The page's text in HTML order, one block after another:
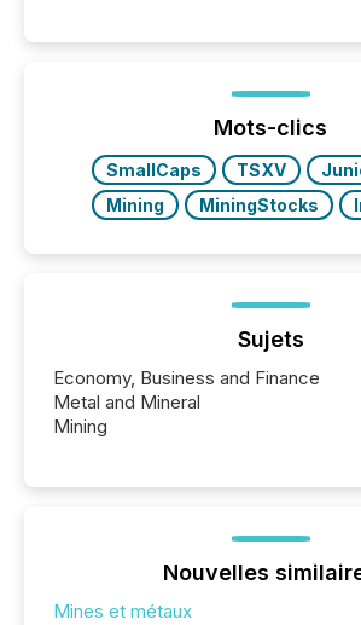
Mots-clics
SmallCaps TSXV
Mining
MiningStocks
Sujets
Economy, Business and Finance
Metal and Mineral
Mining
Nouvelles
Mines et métaux